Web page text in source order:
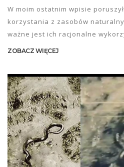
W moim ostatnim wpisie
korzystania z zasobów
ważne jest ich racjonalne
dostępność dla przyszłych
każda, nawet najmniejsza
może mieć ogromny wpływ na
Każdy z nas ma wpływ na
naturalne powinniśmy traktować
bezpłatny surowiec.
ZOBACZ WIĘCEJ